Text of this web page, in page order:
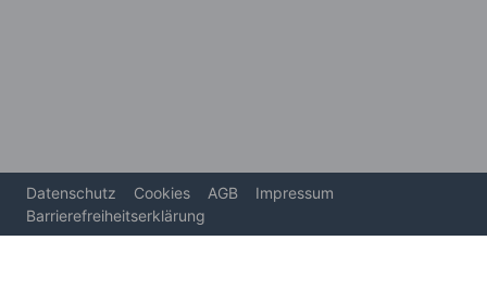
Datenschutz Cookies AGB
Impressum
Barrierefreiheitserklärung